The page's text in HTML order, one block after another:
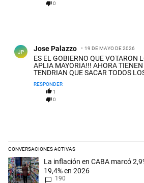
0
JP Jose Palazzo 19 DE MAYO DE 2026
ES EL GOBIERNO QUE VOTARON
APLIA MAYORIA!!! AHORA
TENDRIAN QUE SACAR TODOS
RESPONDER
1
0
CONVERSACIONES ACTIVAS
Este listado muestra los artículos con
Un artículo de tendencia con el título "La
La inflación en CABA marcó
19,4% en 2026
190